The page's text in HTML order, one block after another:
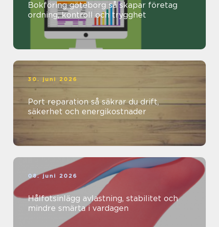
Bokföring göteborg så skapar företag
ordning, kontroll och trygghet
30. juni 2026
Port reparation så säkrar du drift,
säkerhet och energikostnader
08. juni 2026
Hålfotsinlägg avlastning, stabilitet och
mindre smärta i vardagen